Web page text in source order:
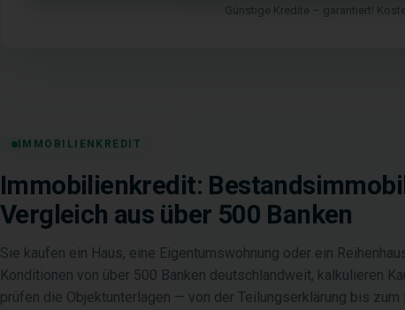
Günstige Kredite – garantiert!
IMMOBILIENKREDIT
Immobilienkredit:
Vergleich aus über 500 Banken
Sie kaufen ein Haus, eine Eigentumswohnung oder ein
Konditionen von über 500 Banken deutschlandweit, kalkulieren
prüfen die Objektunterlagen — von der Teilungserklärung bis